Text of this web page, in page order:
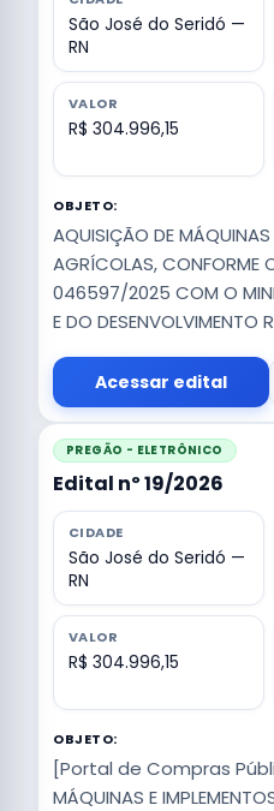
São José do Seridó —
RN
VALOR
R$ 304.996,15
OBJETO:
AQUISIÇÃO DE MÁQUINAS
AGRÍCOLAS, CONFORME
046597/2025 COM O
E DO DESENVOLVIMENTO
Acessar edital
PREGÃO - ELETRÔNICO
Edital nº 19/2026
CIDADE
São José do Seridó —
RN
VALOR
R$ 304.996,15
OBJETO:
[Portal de Compras
MÁQUINAS E